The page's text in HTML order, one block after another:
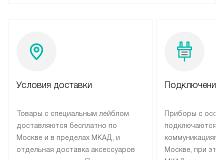
Условия доставки
Товары с специальным лейблом
доставляются бесплатно по
Москве и в пределах МКАД, и
отдельная доставка аксессуаров
Подключение
Приборы с
подключаются к
коммуникациям
Москве, при